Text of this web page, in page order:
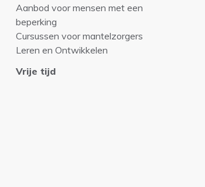
Aanbod voor mensen met een
beperking
Cursussen voor mantelzorgers
Leren en Ontwikkelen
Vrije tijd